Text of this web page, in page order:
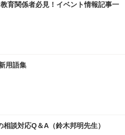
教育関係者必見！イベント情報記事一
用語集
相談対応Q＆A（鈴木邦明先生）